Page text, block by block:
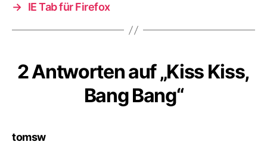
→ IE Tab für Firefox
2 Antworten auf „Kiss Kiss,
Bang Bang“
tomswsagt: